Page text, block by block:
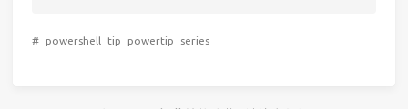
# powershell tip powertip series